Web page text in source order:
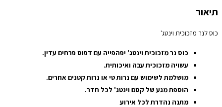
תיאור
כוס לנר מזכוכית וינטג'
כוס נר מזכוכית וינטג' יפהפייה עם דפוס פרחים עדין.
עשויה מזכוכית עבה ואיכותית.
מושלמת לשימוש עם נרות טי או נרות קטנים אחרים.
הוספת מגע של קסם וינטג' לכל חדר.
מתנה נהדרת לכל אירוע